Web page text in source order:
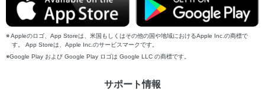
Appleのロゴ、App Storeは、米国もしくはその他の国や地域におけるApple Inc.の商標で
す。 App Storeは、Apple Inc.のサービスマークです。
Google Play および Google Play ロゴは Google LLC の商標です。
サポート情報